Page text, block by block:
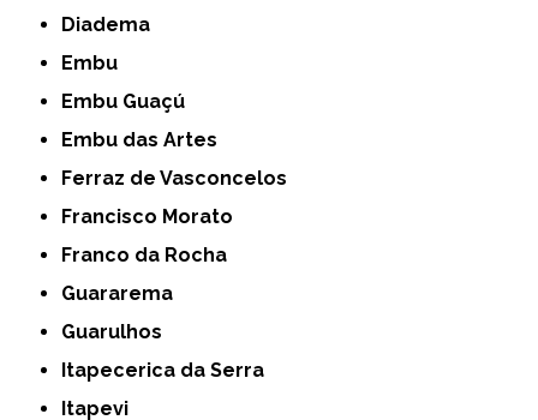
Diadema
Embu
Embu Guaçú
Embu das Artes
Ferraz de Vasconcelos
Francisco Morato
Franco da Rocha
Guararema
Guarulhos
Itapecerica da Serra
Itapevi